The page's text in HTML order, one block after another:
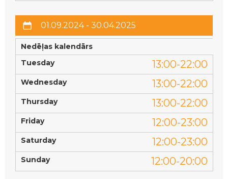
01.09.2024 - 30.04.2025
Nedēļas kalendārs
Tuesday
13:00-22:00
Wednesday 13:00-22:00
Thursday 13:00-22:00
Friday 12:00-23:00
Saturday 12:00-23:00
Sunday 12:00-20:00